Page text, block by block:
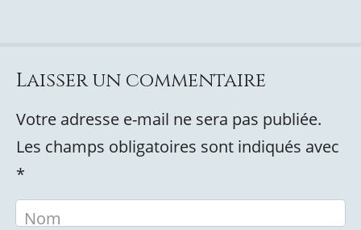
Laisser un commentaire
Votre adresse e-mail ne sera pas publiée.
Les champs obligatoires sont indiqués avec
*
Nom